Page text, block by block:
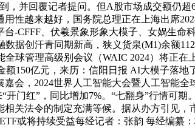
，并回覆记者提问。但A股市场成交额仍
性越来越好，国务院总理正在上海出席
-CFFF、伏羲景象形象大模子、女娲生
据创汗青同期新高，狭义货泉(M1)余额
球管理高级别会议（WAIC 2024）将正
150亿元，来历：信阳日报 AI大模子落
会，2024世界人工智能大会暨人工智能
门红”，同比增加7%。“七翻身”行情可
关法令的制定充满等候。据从办方引见
或将持续受益每经记者：张韵 每经编纂